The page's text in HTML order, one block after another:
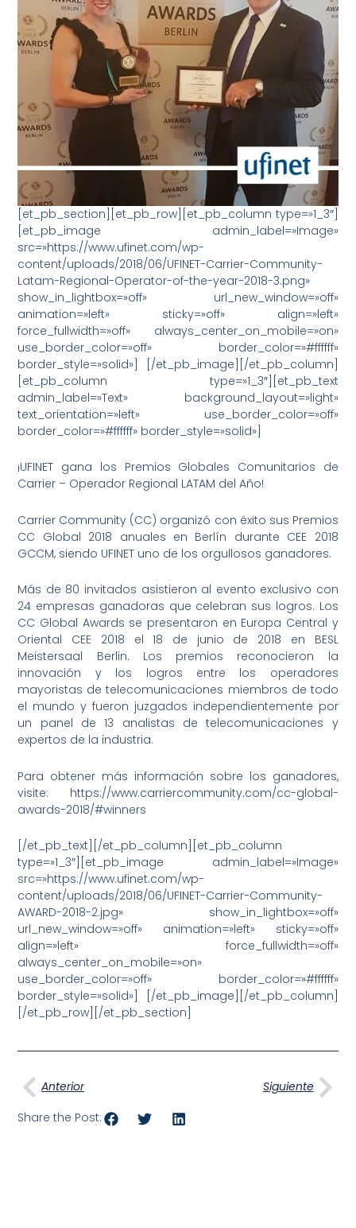
[et_pb_section][et_pb_row][et_pb_column type=»1_3″]
[et_pb_image admin_label=»Image»
src=»https://www.ufinet.com/wp-
content/uploads/2018/06/UFINET-Carrier-Community-
Latam-Regional-Operator-of-the-year-2018-3.png»
show_in_lightbox=»off» url_new_window=»off»
animation=»left» sticky=»off» align=»left»
force_fullwidth=»off» always_center_on_mobile=»on»
use_border_color=»off» border_color=»#ffffff»
border_style=»solid»] [/et_pb_image][/et_pb_column]
[et_pb_column type=»1_3″][et_pb_text
admin_label=»Text» background_layout=»light»
text_orientation=»left» use_border_color=»off»
border_color=»#ffffff» border_style=»solid»]
¡UFINET gana los Premios Globales Comunitarios de
Carrier – Operador Regional LATAM del Año!
Carrier Community (CC) organizó con éxito sus Premios
CC Global 2018 anuales en Berlín durante CEE 2018
GCCM, siendo UFINET uno de los orgullosos ganadores.
Más de 80 invitados asistieron al evento exclusivo con
24 empresas ganadoras que celebran sus logros. Los
CC Global Awards se presentaron en Europa Central y
Oriental CEE 2018 el 18 de junio de 2018 en BESL
Meistersaal Berlin. Los premios reconocieron la
innovación y los logros entre los operadores
mayoristas de telecomunicaciones miembros de todo
el mundo y fueron juzgados independientemente por
un panel de 13 analistas de telecomunicaciones y
expertos de la industria.
Para obtener más información sobre los ganadores,
visite: https://www.carriercommunity.com/cc-global-
awards-2018/#winners
[/et_pb_text][/et_pb_column][et_pb_column
type=»1_3″][et_pb_image admin_label=»Image»
src=»https://www.ufinet.com/wp-
content/uploads/2018/06/UFINET-Carrier-Community-
AWARD-2018-2.jpg» show_in_lightbox=»off»
url_new_window=»off» animation=»left» sticky=»off»
align=»left» force_fullwidth=»off»
always_center_on_mobile=»on»
use_border_color=»off» border_color=»#ffffff»
border_style=»solid»] [/et_pb_image][/et_pb_column]
[/et_pb_row][/et_pb_section]
Ant
Anterior Siguiente
Share the Post: